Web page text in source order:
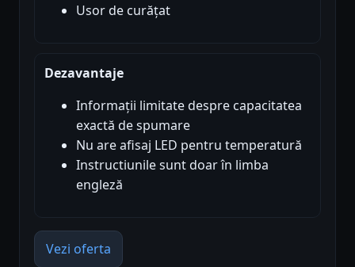
Usor de curățat
Dezavantaje
Informații limitate despre capacitatea
exactă de spumare
Nu are afisaj LED pentru temperatură
Instructiunile sunt doar în limba
engleză
Vezi oferta